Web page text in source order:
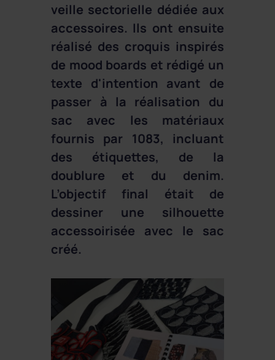
veille sectorielle dédiée aux
accessoires. Ils ont ensuite
réalisé des croquis inspirés
de mood boards et rédigé un
texte d'intention avant de
passer à la réalisation du
sac avec les matériaux
fournis par 1083, incluant
des étiquettes, de la
doublure et du denim.
L’objectif final était de
dessiner une silhouette
accessoirisée avec le sac
créé.